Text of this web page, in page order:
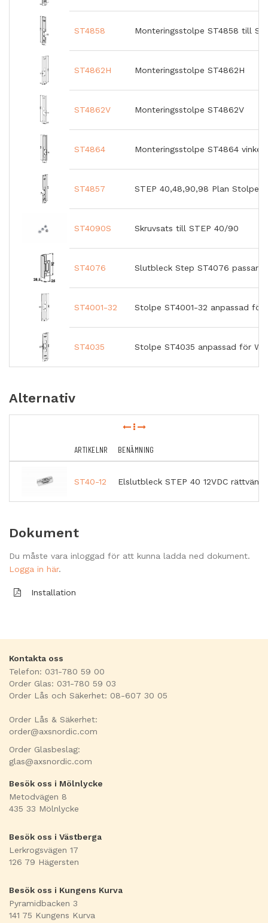
ST4858 Monteringsstolpe ST4858 till
ST4862H Monteringsstolpe ST4862H
ST4862V Monteringsstolpe ST4862V
ST4864 Monteringsstolpe ST4864 vinkel
ST4857 STEP 40,48,90,98 Plan Stolpe
ST4090S Skruvsats till STEP 40/90
ST4076 Slutbleck Step ST4076 passar
ST4001-32 Stolpe ST4001-32 anpassad
ST4035 Stolpe ST4035 anpassad för
Alternativ
ARTIKELNR BENÄMNING
ST40-12 Elslutbleck STEP 40 12VDC
Dokument
Du måste vara inloggad för att kunna ladda ned dokument.
Logga in här.
Installation
Kontakta oss
Telefon: 031-780 59 00
Order Glas: 031-780 59 03
Order Lås och Säkerhet: 08-607 30 05
Order Lås & Säkerhet:
order@axsnordic.com
Order Glasbeslag:
glas@axsnordic.com
Besök oss i Mölnlycke
Metodvägen 8
435 33 Mölnlycke
Besök oss i Västberga
Lerkrogsvägen 17
126 79 Hägersten
Besök oss i Kungens Kurva
Pyramidbacken 3
141 75 Kungens Kurva